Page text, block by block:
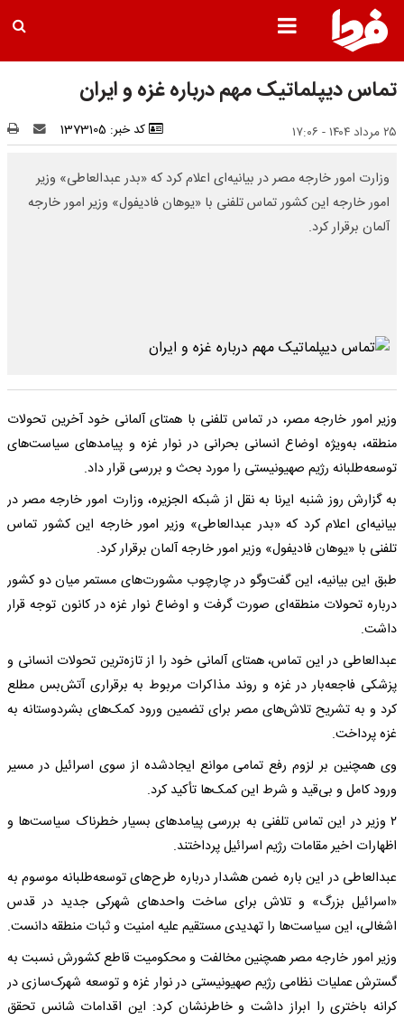
تماس دیپلماتیک مهم درباره غزه و ایران
۲۵ مرداد ۱۴۰۴ - ۱۷:۰۶ کد خبر: 1373105
وزارت امور خارجه مصر در بیانیه‌ای اعلام کرد که «بدر عبدالعاطی» وزیر
امور خارجه این کشور تماس تلفنی با «یوهان فادیفول» وزیر امور خارجه
آلمان برقرار کرد.
وزیر امور خارجه مصر، در تماس تلفنی با همتای آلمانی خود آخرین تحولات
منطقه، به‌ویژه اوضاع انسانی بحرانی در نوار غزه و پیامدهای سیاست‌های
توسعه‌طلبانه رژیم صهیونیستی را مورد بحث و بررسی قرار داد.
به گزارش روز شنبه ایرنا به نقل از شبکه الجزیره، وزارت امور خارجه مصر در
بیانیه‌ای اعلام کرد که «بدر عبدالعاطی» وزیر امور خارجه این کشور تماس
تلفنی با «یوهان فادیفول» وزیر امور خارجه آلمان برقرار کرد.
طبق این بیانیه، این گفت‌وگو در چارچوب مشورت‌های مستمر میان دو کشور
درباره تحولات منطقه‌ای صورت گرفت و اوضاع نوار غزه در کانون توجه قرار
داشت.
عبدالعاطی در این تماس، همتای آلمانی خود را از تازه‌ترین تحولات انسانی و
پزشکی فاجعه‌بار در غزه و روند مذاکرات مربوط به برقراری آتش‌بس مطلع
کرد و به تشریح تلاش‌های مصر برای تضمین ورود کمک‌های بشردوستانه به
غزه پرداخت.
وی همچنین بر لزوم رفع تمامی موانع ایجادشده از سوی اسرائیل در مسیر
ورود کامل و بی‌قید و شرط این کمک‌ها تأکید کرد.
۲ وزیر در این تماس تلفنی به بررسی پیامدهای بسیار خطرناک سیاست‌ها و
اظهارات اخیر مقامات رژیم اسرائیل پرداختند.
عبدالعاطی در این باره ضمن هشدار درباره طرح‌های توسعه‌طلبانه موسوم به
«اسرائیل بزرگ» و تلاش برای ساخت واحدهای شهرکی جدید در قدس
اشغالی، این سیاست‌ها را تهدیدی مستقیم علیه امنیت و ثبات منطقه دانست.
وزیر امور خارجه مصر همچنین مخالفت و محکومیت قاطع کشورش نسبت به
گسترش عملیات نظامی رژیم صهیونیستی در نوار غزه و توسعه شهرک‌سازی در
کرانه باختری را ابراز داشت و خاطرنشان کرد: این اقدامات شانس تحقق